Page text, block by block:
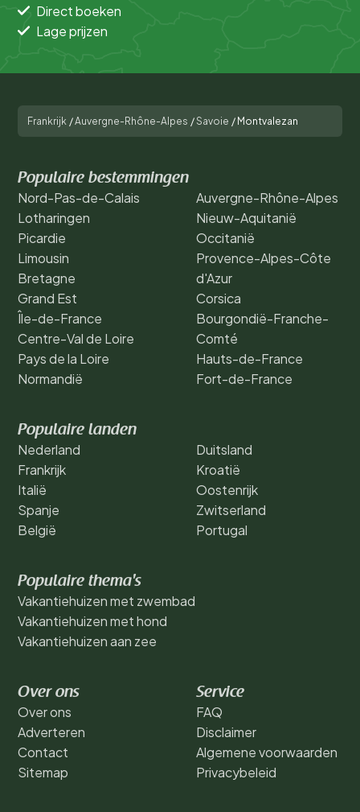
Direct boeken
Lage prijzen
Frankrijk /Auvergne-Rhône-Alpes /Savoie / Montvalezan
Populaire bestemmingen
Nord-Pas-de-Calais
Lotharingen
Picardie
Limousin
Bretagne
Grand Est
Île-de-France
Centre-Val de Loire
Pays de la Loire
Normandië
Auvergne-Rhône-Alpes
Nieuw-Aquitanië
Occitanië
Provence-Alpes-Côte
d'Azur
Corsica
Bourgondië-Franche-
Comté
Hauts-de-France
Fort-de-France
Populaire landen
Nederland
Frankrijk
Italië
Spanje
België
Duitsland
Kroatië
Oostenrijk
Zwitserland
Portugal
Populaire thema's
Vakantiehuizen met zwembad
Vakantiehuizen met hond
Vakantiehuizen aan zee
Over ons
Over ons
Adverteren
Contact
Sitemap
Service
FAQ
Disclaimer
Algemene voorwaarden
Privacybeleid